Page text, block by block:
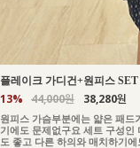
플레이크 가디건+원피스 SET
13% 44,000원 38,280원
원피스 가슴부분에는 얇은 패드
기에도 문제없구요 세트 구성인
도 좋고 다른 하의와 매치하기